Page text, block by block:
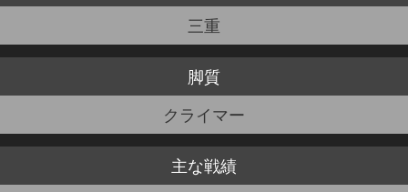
三重
脚質
クライマー
主な戦績